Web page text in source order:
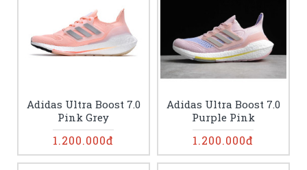
Adidas Ultra Boost 7.0
Pink Grey
1.200.000đ
Adidas Ultra Boost 7.0
Purple Pink
1.200.000đ